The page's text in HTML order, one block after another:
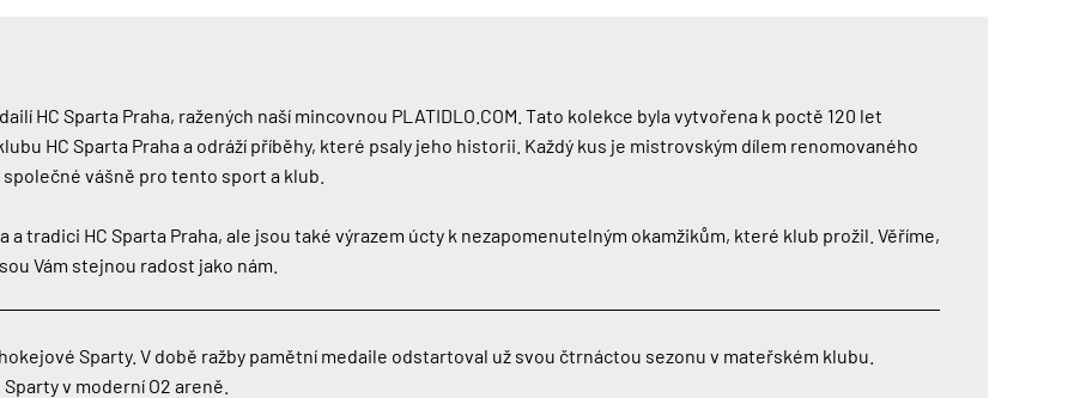
HC Sparta Praha, ražených naší mincovnou PLATIDLO.COM. Tato kolekce byla vytvořena k poctě 120 let
HC Sparta Praha a odráží příběhy, které psaly jeho historii. Každý kus je mistrovským dílem renomovaného
vášně pro tento sport a klub.
tradici HC Sparta Praha, ale jsou také výrazem úcty k nezapomenutelným okamžikům, které klub prožil. Věříme,
Vám stejnou radost jako nám.
Sparty. V době ražby pamětní medaile odstartoval už svou čtrnáctou sezonu v mateřském klubu.
v moderní O2 areně.